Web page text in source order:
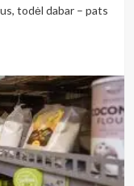
todėl dabar – pats